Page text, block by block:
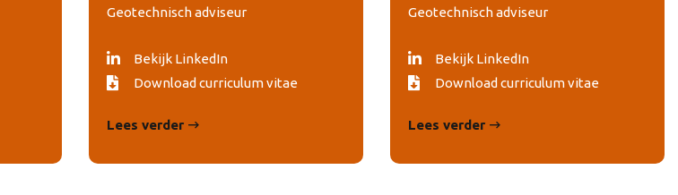
Geotechnisch adviseur
Bekijk LinkedIn
Download curriculum vitae
Lees verder
Geotechnisch adviseur
Bekijk LinkedIn
Download curriculum vitae
Lees verder